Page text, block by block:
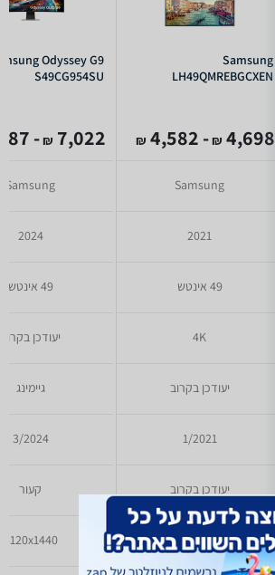
Samsung
LH49QMREBGCXEN
4,698
₪
- 4,582
₪
Samsung
2021
49 אינטש
4K
יעודכן בקרוב
1/2021
יעודכן בקרוב
3840x2160
Odyssey G9
S49CG954SU
7,022
₪
- 6,987
Samsung
2024
49 אינטש
יעודכן בקרוב
גיימינג
3/2024
קעור
5120x1440